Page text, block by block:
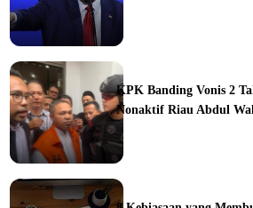
KPK Banding Vonis 2
Nonaktif Riau Abdul